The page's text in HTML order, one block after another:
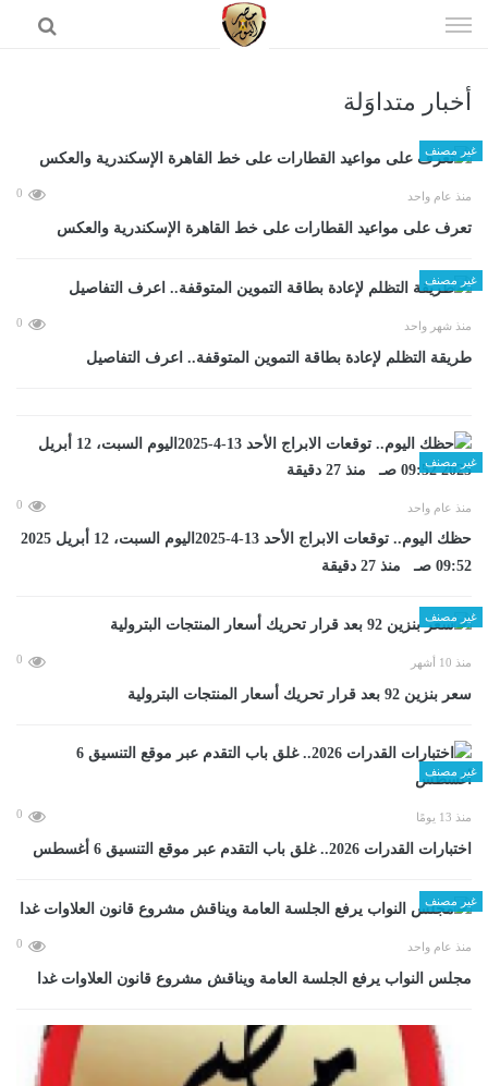
الى
أخبار متداوَلة
غير مصنف
منذ عام واحد 0
تعرف على مواعيد القطارات على خط القاهرة الإسكندرية والعكس
غير مصنف
منذ شهر واحد 0
طريقة التظلم لإعادة بطاقة التموين المتوقفة.. اعرف التفاصيل
غير مصنف
منذ عام واحد 0
حظك اليوم.. توقعات الابراج الأحد 13-4-2025اليوم السبت، 12 أبريل 2025
09:52 صـ منذ 27 دقيقة
غير مصنف
منذ 10 أشهر 0
سعر بنزين 92 بعد قرار تحريك أسعار المنتجات البترولية
غير مصنف
منذ 13 يومًا 0
اختبارات القدرات 2026.. غلق باب التقدم عبر موقع التنسيق 6 أغسطس
غير مصنف
منذ عام واحد 0
مجلس النواب يرفع الجلسة العامة ويناقش مشروع قانون العلاوات غدا